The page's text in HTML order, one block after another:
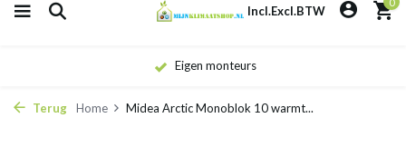
Incl.Excl.BTW
Eigen monteurs
Terug Home Midea Arctic Monoblok 10 warmt...